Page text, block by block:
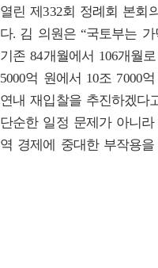
열린 제332회 정례회 본회
다. 김 의원은 “국토부는
기존 84개월에서 106개월
5000억 원에서 10조 7000
연내 재입찰을 추진하겠다
단순한 일정 문제가 아니
역 경제에 중대한 부작용